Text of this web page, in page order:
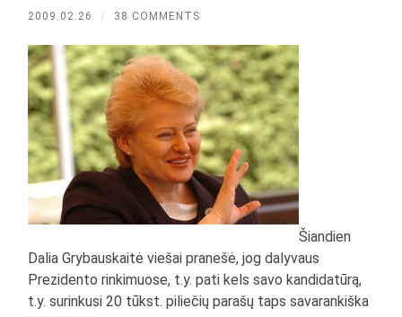
2009.02.26 / 38 COMMENTS
Šiandien
Dalia Grybauskaitė viešai pranešė, jog dalyvaus
Prezidento rinkimuose, t.y. pati kels savo kandidatūrą,
t.y. surinkusi 20 tūkst. piliečių parašų taps savarankiška